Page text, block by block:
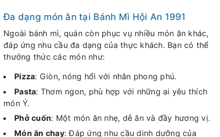
Đa dạng món ăn tại Bánh Mì Hội An 1991
Ngoài bánh mì, quán còn phục vụ nhiều món ăn khác,
đáp ứng nhu cầu đa dạng của thực khách. Bạn có thể
thưởng thức các món như:
Pizza: Giòn, nóng hổi với nhân phong phú.
Pasta: Thơm ngon, phù hợp với những ai yêu thích
món Ý.
Phở cuốn: Một món ăn nhẹ, dễ ăn và đầy hương vị.
Món ăn chay: Đáp ứng nhu cầu dinh dưỡng của